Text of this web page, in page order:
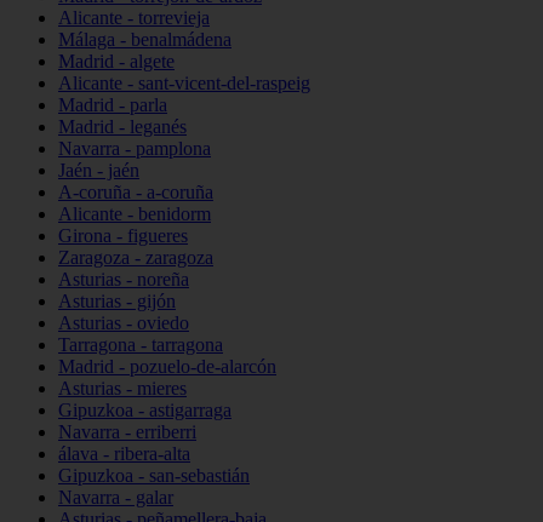
Alicante - torrevieja
Málaga - benalmádena
Madrid - algete
Alicante - sant-vicent-del-raspeig
Madrid - parla
Madrid - leganés
Navarra - pamplona
Jaén - jaén
A-coruña - a-coruña
Alicante - benidorm
Girona - figueres
Zaragoza - zaragoza
Asturias - noreña
Asturias - gijón
Asturias - oviedo
Tarragona - tarragona
Madrid - pozuelo-de-alarcón
Asturias - mieres
Gipuzkoa - astigarraga
Navarra - erriberri
álava - ribera-alta
Gipuzkoa - san-sebastián
Navarra - galar